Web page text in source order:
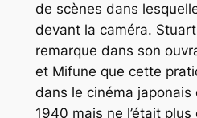
de scènes dans
devant la caméra.
remarque dans son
et Mifune que cette
dans le cinéma
1940 mais ne l’était